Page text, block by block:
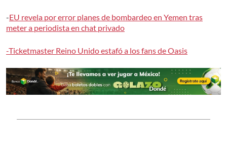
-EU revela por error planes de bombardeo en Yemen tras
meter a periodista en chat privado
-Ticketmaster Reino Unido estafó a los fans de Oasis